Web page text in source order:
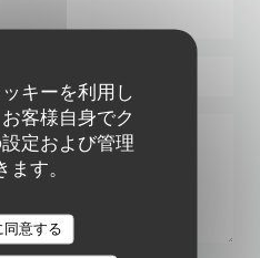
キーを利用し
客様自身でク
定および管理
ます。
同意する